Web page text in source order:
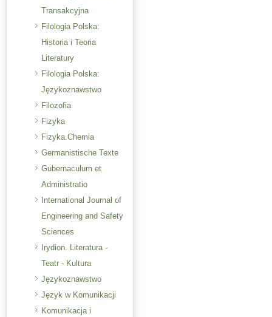
Transakcyjna
Filologia Polska:
Historia i Teoria
Literatury
Filologia Polska:
Językoznawstwo
Filozofia
Fizyka
Fizyka.Chemia
Germanistische Texte
Gubernaculum et
Administratio
International Journal of
Engineering and Safety
Sciences
Irydion. Literatura -
Teatr - Kultura
Językoznawstwo
Język w Komunikacji
Komunikacja i